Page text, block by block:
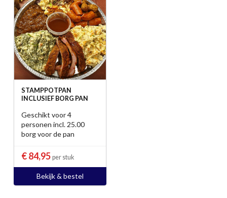
STAMPPOTPAN
INCLUSIEF BORG PAN
Geschikt voor 4
personen incl. 25.00
borg voor de pan
€ 84,95 per stuk
Bekijk & bestel